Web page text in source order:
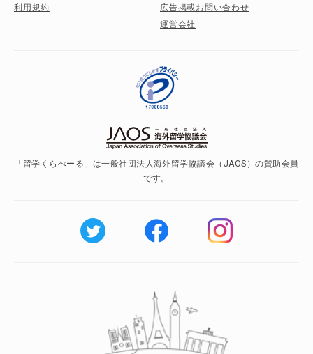
利用規約
広告掲載お問い合わせ
運営会社
「留学くらべーる」は一般社団法人海外留学協議会（JAOS）の賛助会員
です。